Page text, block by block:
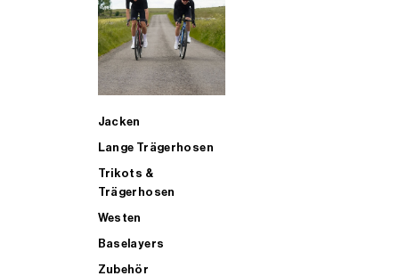
Jacken
Lange Trägerhosen
Trikots &
Trägerhosen
Westen
Baselayers
Zubehör
ALLE TRIATHLONARTIKEL FÜR MÄNNER KAUFEN